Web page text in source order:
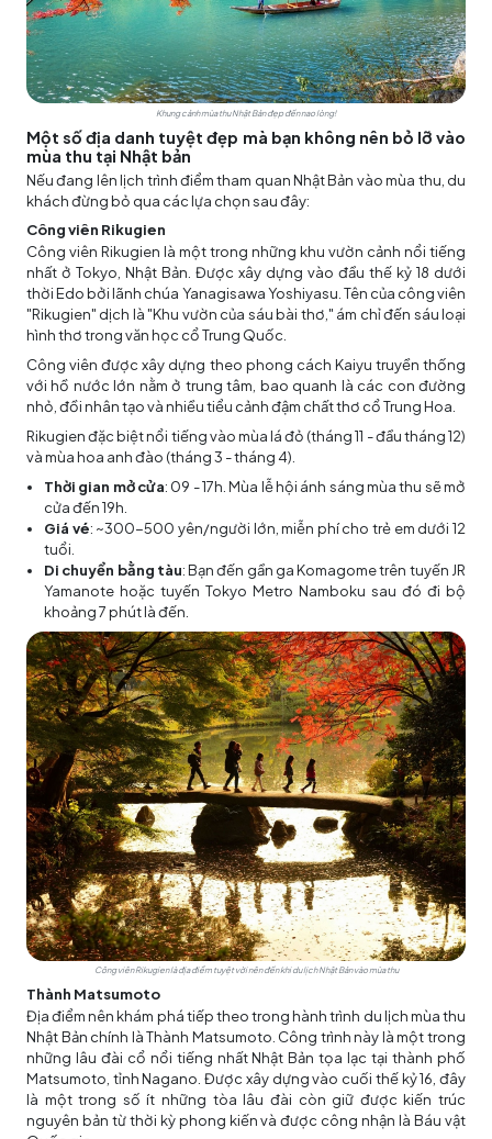
Khung cảnh mùa thu Nhật Bản đẹp đến nao lòng!
Một số địa danh tuyệt đẹp mà bạn không nên bỏ lỡ vào
mùa thu tại Nhật bản
Nếu đang lên lịch trình điểm tham quan Nhật Bản vào mùa thu, du
khách đừng bỏ qua các lựa chọn sau đây:
Công viên Rikugien
Công viên Rikugien là một trong những khu vườn cảnh nổi tiếng
nhất ở Tokyo, Nhật Bản. Được xây dựng vào đầu thế kỷ 18 dưới
thời Edo bởi lãnh chúa Yanagisawa Yoshiyasu. Tên của công viên
"Rikugien" dịch là "Khu vườn của sáu bài thơ," ám chỉ đến sáu loại
hình thơ trong văn học cổ Trung Quốc.
Công viên được xây dựng theo phong cách Kaiyu truyền thống
với hồ nước lớn nằm ở trung tâm, bao quanh là các con đường
nhỏ, đồi nhân tạo và nhiều tiểu cảnh đậm chất thơ cổ Trung Hoa.
Rikugien đặc biệt nổi tiếng vào mùa lá đỏ (tháng 11 - đầu tháng 12)
và mùa hoa anh đào (tháng 3 - tháng 4).
Thời gian mở cửa: 09 - 17h. Mùa lễ hội ánh sáng mùa thu sẽ mở
cửa đến 19h.
Giá vé: ~300-500 yên/người lớn, miễn phí cho trẻ em dưới 12
tuổi.
Di chuyển bằng tàu: Bạn đến gần ga Komagome trên tuyến JR
Yamanote hoặc tuyến Tokyo Metro Namboku sau đó đi bộ
khoảng 7 phút là đến.
Công viên Rikugien là địa điểm tuyệt vời nên đến khi du lịch Nhật Bản vào mùa thu
Thành Matsumoto
Địa điểm nên khám phá tiếp theo trong hành trình du lịch mùa thu
Nhật Bản chính là Thành Matsumoto. Công trình này là một trong
những lâu đài cổ nổi tiếng nhất Nhật Bản tọa lạc tại thành phố
Matsumoto, tỉnh Nagano. Được xây dựng vào cuối thế kỷ 16, đây
là một trong số ít những tòa lâu đài còn giữ được kiến trúc
nguyên bản từ thời kỳ phong kiến và được công nhận là Báu vật